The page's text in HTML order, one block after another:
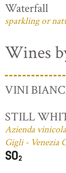
Waterfall
sparkling or
Wines
VINI
STILL
Azienda
Gigli - Venezia